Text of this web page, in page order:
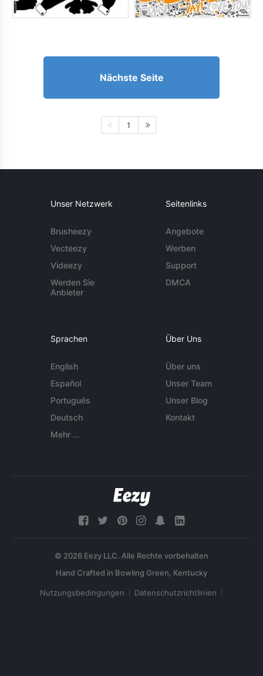
Nächste Seite
1
Unser Netzwerk
Brusheezy
Vecteezy
Videezy
Werden Sie
Anbieter
Seitenlinks
Angebote
Werben
Support
DMCA
Sprachen
English
Español
Português
Deutsch
Mehr ...
Über Uns
Über uns
Unser Team
Unser Blog
Kontakt
© 2026 Eezy LLC. Alle Rechte vorbehalten
Nutzungsbedingungen Datenschutzrichtlinien